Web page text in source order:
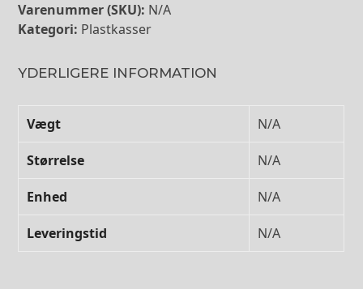
Varenummer (SKU): N/A
Kategori: Plastkasser
YDERLIGERE INFORMATION
Vægt N/A
Størrelse N/A
Enhed N/A
Leveringstid N/A